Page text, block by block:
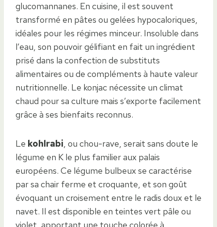
glucomannanes. En cuisine, il est souvent
transformé en pâtes ou gelées hypocaloriques,
idéales pour les régimes minceur. Insoluble dans
l’eau, son pouvoir gélifiant en fait un ingrédient
prisé dans la confection de substituts
alimentaires ou de compléments à haute valeur
nutritionnelle. Le konjac nécessite un climat
chaud pour sa culture mais s’exporte facilement
grâce à ses bienfaits reconnus.
Le kohlrabi, ou chou-rave, serait sans doute le
légume en K le plus familier aux palais
européens. Ce légume bulbeux se caractérise
par sa chair ferme et croquante, et son goût
évoquant un croisement entre le radis doux et le
navet. Il est disponible en teintes vert pâle ou